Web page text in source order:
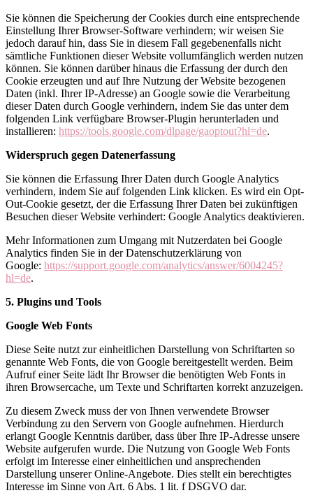
Sie können die Speicherung der Cookies durch eine entsprechende
Einstellung Ihrer Browser-Software verhindern; wir weisen Sie
jedoch darauf hin, dass Sie in diesem Fall gegebenenfalls nicht
sämtliche Funktionen dieser Website vollumfänglich werden nutzen
können. Sie können darüber hinaus die Erfassung der durch den
Cookie erzeugten und auf Ihre Nutzung der Website bezogenen
Daten (inkl. Ihrer IP-Adresse) an Google sowie die Verarbeitung
dieser Daten durch Google verhindern, indem Sie das unter dem
folgenden Link verfügbare Browser-Plugin herunterladen und
installieren: https://tools.google.com/dlpage/gaoptout?hl=de.
Widerspruch gegen Datenerfassung
Sie können die Erfassung Ihrer Daten durch Google Analytics
verhindern, indem Sie auf folgenden Link klicken. Es wird ein Opt-
Out-Cookie gesetzt, der die Erfassung Ihrer Daten bei zukünftigen
Besuchen dieser Website verhindert: Google Analytics deaktivieren.
Mehr Informationen zum Umgang mit Nutzerdaten bei Google
Analytics finden Sie in der Datenschutzerklärung von
Google: https://support.google.com/analytics/answer/6004245?
hl=de.
5. Plugins und Tools
Google Web Fonts
Diese Seite nutzt zur einheitlichen Darstellung von Schriftarten so
genannte Web Fonts, die von Google bereitgestellt werden. Beim
Aufruf einer Seite lädt Ihr Browser die benötigten Web Fonts in
ihren Browsercache, um Texte und Schriftarten korrekt anzuzeigen.
Zu diesem Zweck muss der von Ihnen verwendete Browser
Verbindung zu den Servern von Google aufnehmen. Hierdurch
erlangt Google Kenntnis darüber, dass über Ihre IP-Adresse unsere
Website aufgerufen wurde. Die Nutzung von Google Web Fonts
erfolgt im Interesse einer einheitlichen und ansprechenden
Darstellung unserer Online-Angebote. Dies stellt ein berechtigtes
Interesse im Sinne von Art. 6 Abs. 1 lit. f DSGVO dar.